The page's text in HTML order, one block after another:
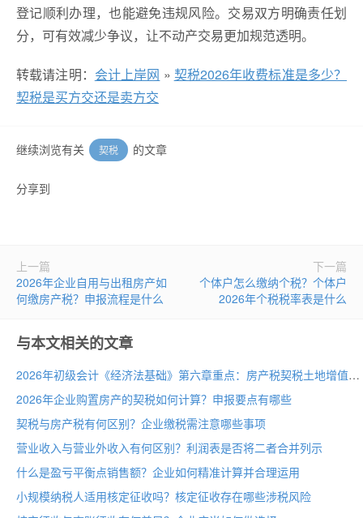
登记顺利办理，也能避免违规风险。交易双方明确责任划
分，可有效减少争议，让不动产交易更加规范透明。
转载请注明： 会计上岸网 » 契税2026年收费标准是多少？
契税是买方交还是卖方交
继续浏览有关 契税 的文章
分享到
上一篇
2026年企业自用与出租房产如
何缴房产税？申报流程是什么
下一篇
个体户怎么缴纳个税？个体户
2026年个税税率表是什么
与本文相关的文章
2026年初级会计《经济法基础》第六章重点：房产税契税土地增值税
2026年企业购置房产的契税如何计算？申报要点有哪些
契税与房产税有何区别？企业缴税需注意哪些事项
营业收入与营业外收入有何区别？利润表是否将二者合并列示
什么是盈亏平衡点销售额？企业如何精准计算并合理运用
小规模纳税人适用核定征收吗？核定征收存在哪些涉税风险